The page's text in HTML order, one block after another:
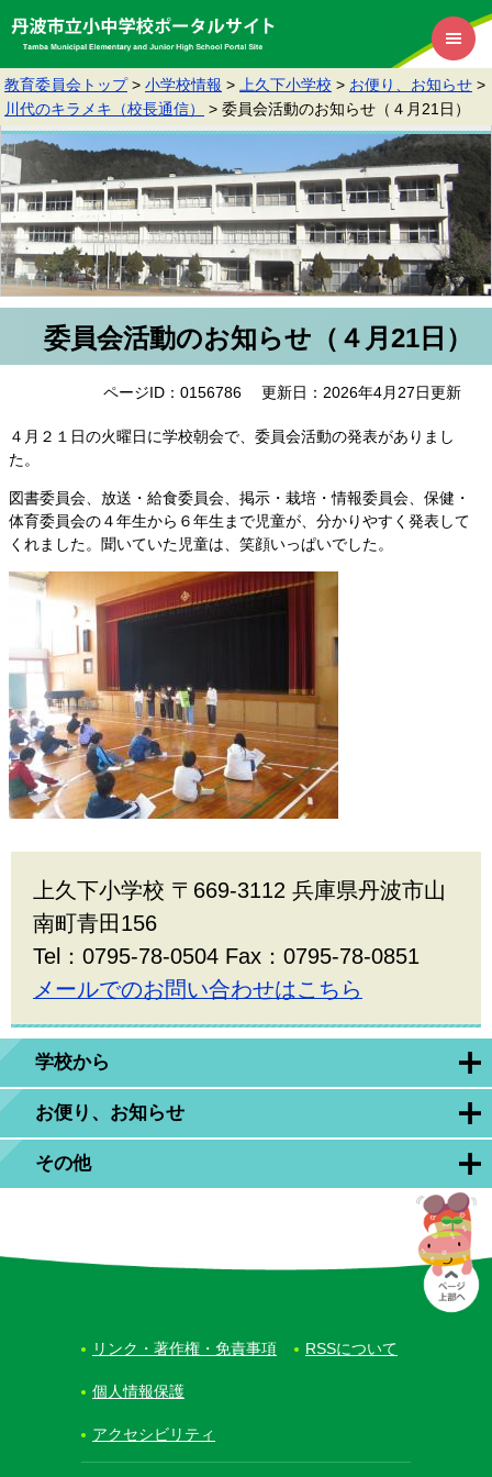
教育委員会トップ > 小学校情報 > 上久下小学校 > お便り、お知らせ >
川代のキラメキ（校長通信）
> 委員会活動のお知らせ（４月21日）
学校から
お便り、お知らせ
その他
委員会活動のお知らせ（４月21日）
ページID：0156786 更新日：2026年4月27日更新
４月２１日の火曜日に学校朝会で、委員会活動の発表がありまし
た。
図書委員会、放送・給食委員会、掲示・栽培・情報委員会、保健・
体育委員会の４年生から６年生まで児童が、分かりやすく発表して
くれました。聞いていた児童は、笑顔いっぱいでした。
上久下小学校 〒669-3112 兵庫県丹波市山
南町青田156
Tel：0795-78-0504 Fax：0795-78-0851
メールでのお問い合わせはこちら
リンク・著作権・免責事項 RSSについて
個人情報保護
アクセシビリティ